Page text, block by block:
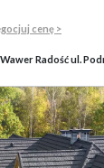
cenę >
Radość ul.